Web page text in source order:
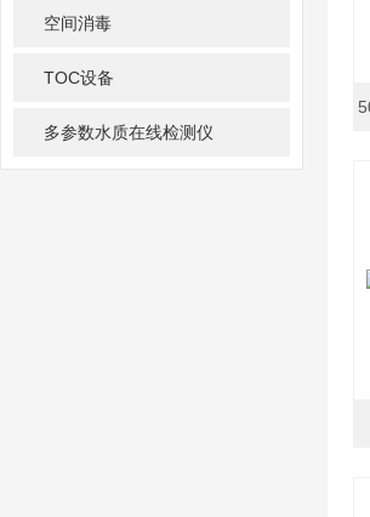
空间消毒
TOC设备
多参数水质在线检测仪